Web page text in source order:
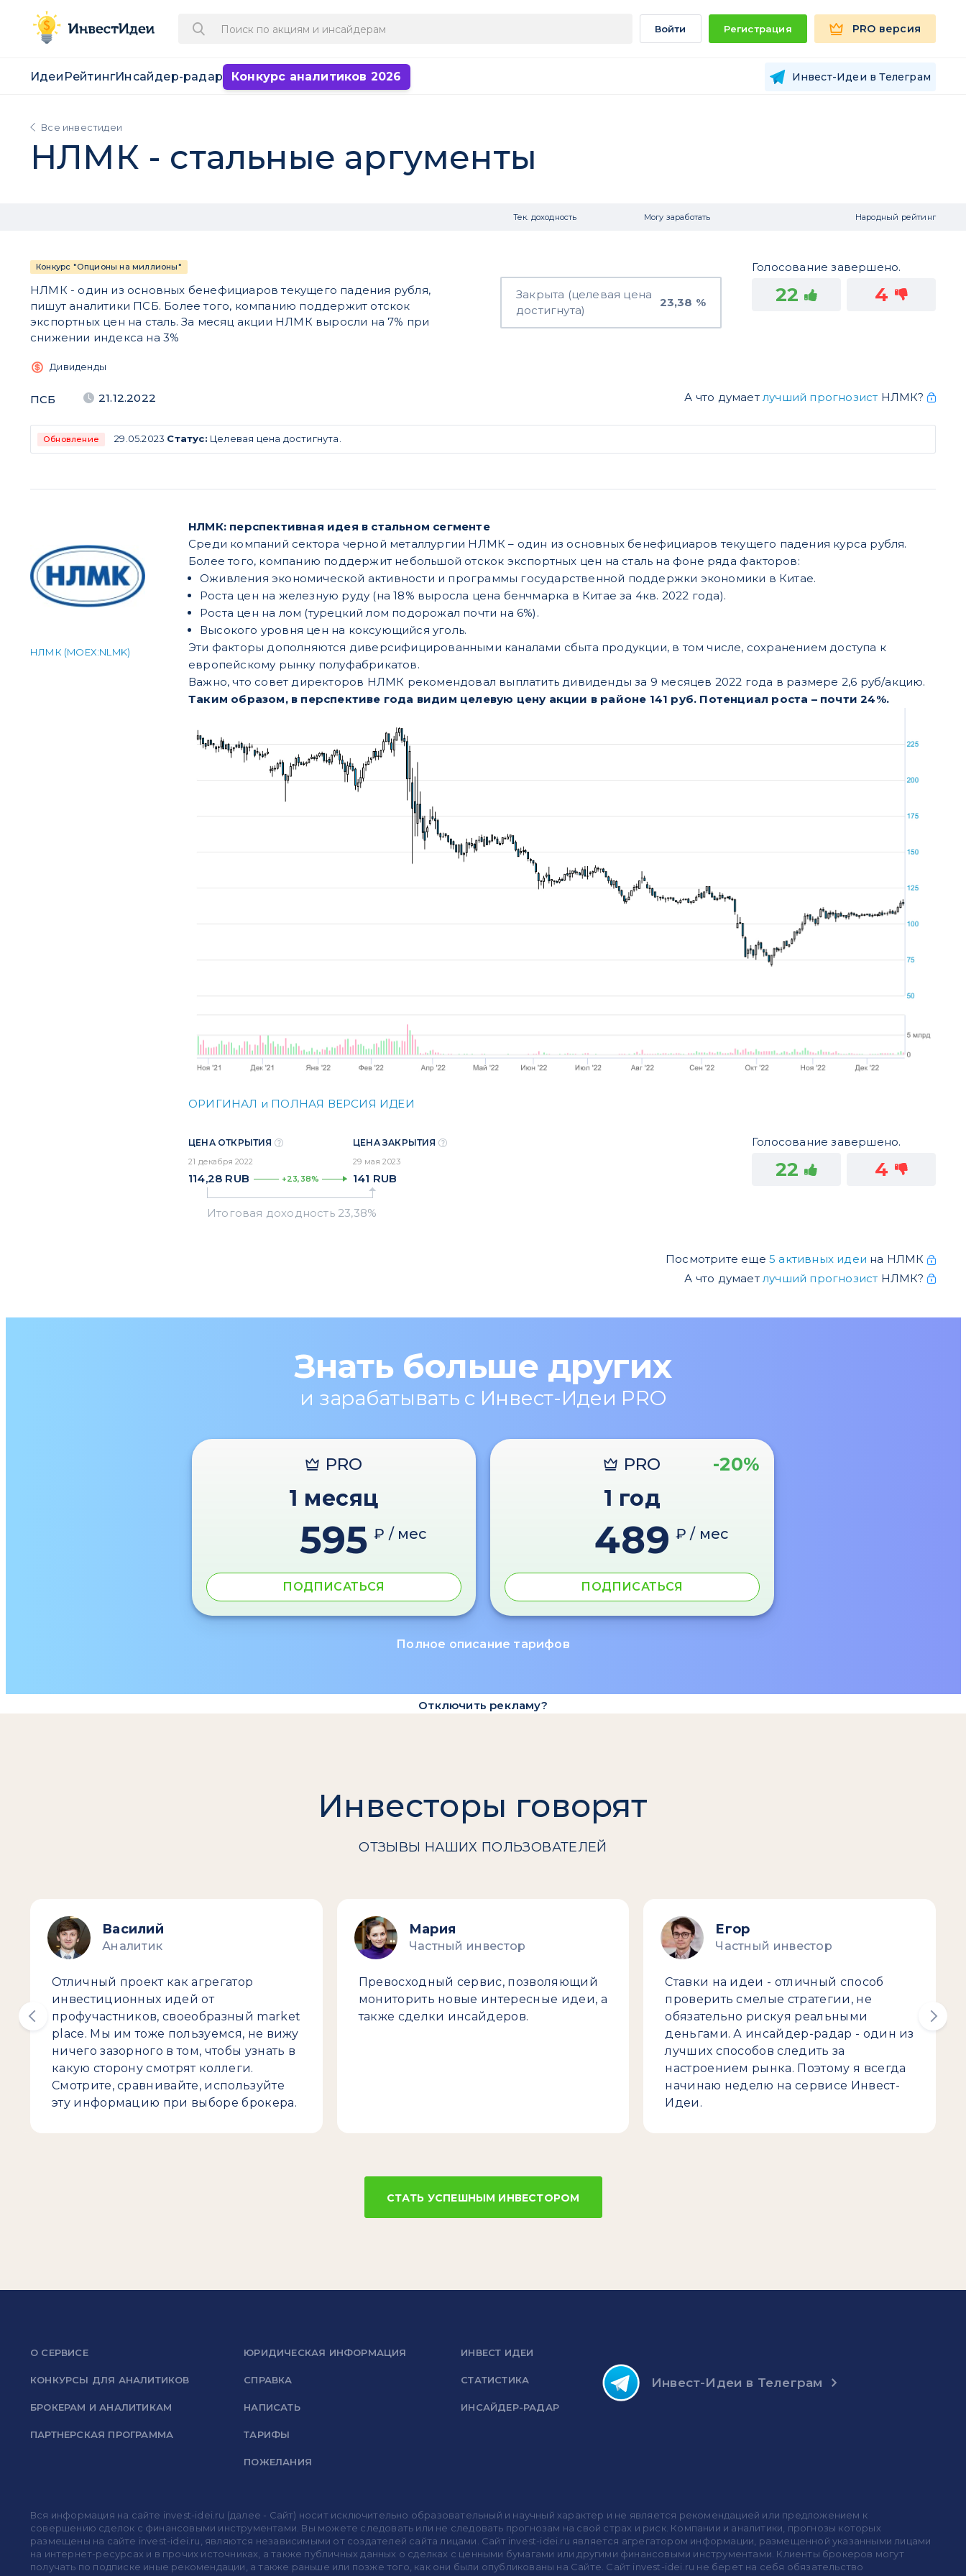
Войти Регистрация PRO версия
Идеи РейтингИнсайдер-радар Конкурс аналитиков 2026 Инвест-Идеи в Телеграм
Все инвестидеи
НЛМК - стальные аргументы
Тек. доходность Могу заработать Народный рейтинг
Конкурс "Опционы на миллионы"
НЛМК - один из основных бенефициаров текущего падения рубля,
пишут аналитики ПСБ. Более того, компанию поддержит отскок
экспортных цен на сталь. За месяц акции НЛМК выросли на 7% при
снижении индекса на 3%
Закрыта (целевая цена
достигнута)
23,38 %
Голосование завершено.
22 4
Дивиденды
ПСБ 21.12.2022 А что думает лучший прогнозист НЛМК?
Обновление 29.05.2023 Статус: Целевая цена достигнута.
НЛМК (MOEX:NLMK)
НЛМК: перспективная идея в стальном сегменте
Среди компаний сектора черной металлургии НЛМК – один из основных бенефициаров текущего падения курса рубля.
Более того, компанию поддержит небольшой отскок экспортных цен на сталь на фоне ряда факторов:
Оживления экономической активности и программы государственной поддержки экономики в Китае.
Роста цен на железную руду (на 18% выросла цена бенчмарка в Китае за 4кв. 2022 года).
Роста цен на лом (турецкий лом подорожал почти на 6%).
Высокого уровня цен на коксующийся уголь.
Эти факторы дополняются диверсифицированными каналами сбыта продукции, в том числе, сохранением доступа к
европейскому рынку полуфабрикатов.
Важно, что совет директоров НЛМК рекомендовал выплатить дивиденды за 9 месяцев 2022 года в размере 2,6 руб/акцию.
Таким образом, в перспективе года видим целевую цену акции в районе 141 руб. Потенциал роста – почти 24%.
ОРИГИНАЛ и ПОЛНАЯ ВЕРСИЯ ИДЕИ
ЦЕНА ОТКРЫТИЯ
21 декабря 2022
114,28 RUB +23,38%
ЦЕНА ЗАКРЫТИЯ
29 мая 2023
141 RUB
Голосование завершено.
22 4
Посмотрите еще 5 активных идеи на НЛМК
А что думает лучший прогнозист НЛМК?
Знать больше других
и зарабатывать с Инвест-Идеи PRO
PRO
1 месяц
595 ₽ / мес
ПОДПИСАТЬСЯ
PRO -20%
1 год
489 ₽ / мес
ПОДПИСАТЬСЯ
Полное описание тарифов
Отключить рекламу?
Инвесторы говорят
ОТЗЫВЫ НАШИХ ПОЛЬЗОВАТЕЛЕЙ
Василий
Аналитик
Отличный проект как агрегатор
инвестиционных идей от
профучастников, своеобразный market
place. Мы им тоже пользуемся, не вижу
ничего зазорного в том, чтобы узнать в
какую сторону смотрят коллеги.
Смотрите, сравнивайте, используйте
эту информацию при выборе брокера.
Мария
Частный инвестор
Превосходный сервис, позволяющий
мониторить новые интересные идеи, а
также сделки инсайдеров.
Егор
Частный инвестор
Ставки на идеи - отличный способ
проверить смелые стратегии, не
обязательно рискуя реальными
деньгами. А инсайдер-радар - один из
лучших способов следить за
настроением рынка. Поэтому я всегда
начинаю неделю на сервисе Инвест-
Идеи.
СТАТЬ УСПЕШНЫМ ИНВЕСТОРОМ
Инвест-Идеи в Телеграм
О СЕРВИСЕ
КОНКУРСЫ ДЛЯ АНАЛИТИКОВ
БРОКЕРАМ И АНАЛИТИКАМ
ПАРТНЕРСКАЯ ПРОГРАММА
ЮРИДИЧЕСКАЯ ИНФОРМАЦИЯ
СПРАВКА
НАПИСАТЬ
ТАРИФЫ
ПОЖЕЛАНИЯ
ИНВЕСТ ИДЕИ
СТАТИСТИКА
ИНСАЙДЕР-РАДАР
Вся информация на сайте invest-idei.ru (далее - Сайт) носит исключительно образовательный и научный характер и не является рекомендацией или предложением к
совершению сделок с финансовыми инструментами. Вы можете следовать или не следовать прогнозам на свой страх и риск. Компании и аналитики, прогнозы которых
размещены на сайте invest-idei.ru, являются независимыми от создателей сайта лицами. Сайт invest-idei.ru является агрегатором информации, размещенной указанными лицами
на интернет-ресурсах и в прочих источниках, а также публичных данных о сделках с ценными бумагами или другими финансовыми инструментами. Клиенты брокеров могут
получать по подписке иные рекомендации, а также раньше или позже того, как они были опубликованы на Сайте. Сайт invest-idei.ru не берет на себя обязательство